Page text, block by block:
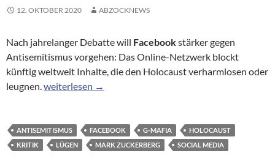
12. OKTOBER 2020 ABZOCKNEWS
Nach jahrelanger Debatte will Facebookstärker gegen
Antisemitismus vorgehen: Das Online-Netzwerk blockt
künftig weltweit Inhalte, die den Holocaust verharmlosen oder
leugnen.Nach jahrelanger Debatte: Facebook untersagt
weiterlesen →
ANTISEMITISMUS FACEBOOK G-MAFIA
HOLOCAUST
KRITIK
LÜGEN MARK ZUCKERBERG SOCIAL MEDIA